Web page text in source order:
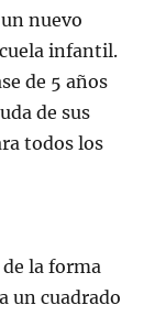
nuevo
infantil.
de 5 años
de sus
todos los
la forma
un cuadrado